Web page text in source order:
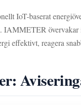
IoT-baserat
IAMMETER
effektivt, reagera